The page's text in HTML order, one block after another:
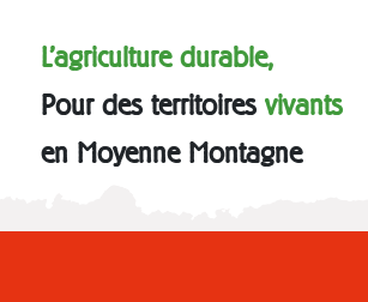
L'agriculture durable,
Pour des territoiresvivants
en Moyenne Montagne